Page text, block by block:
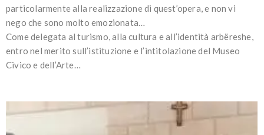
particolarmente alla realizzazione di quest’opera, e non vi
nego che sono molto emozionata…
Come delegata al turismo, alla cultura e all’identità arbëreshe,
entro nel merito sull’istituzione e l’intitolazione del Museo
Civico e dell’Arte…